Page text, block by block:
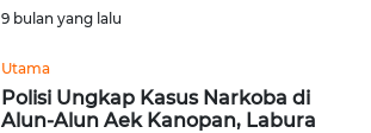
9 bulan yang lalu
Utama
Polisi Ungkap Kasus Narkoba di
Alun-Alun Aek Kanopan, Labura